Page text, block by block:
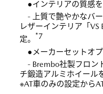
●インテリアの質感
- 上質で艶やかなバ
レザーインテリア「VS
定。 *7
●メーカーセットオ
- Brembo社製フロン
チ鍛造アルミホイール
※AT車のみの設定から